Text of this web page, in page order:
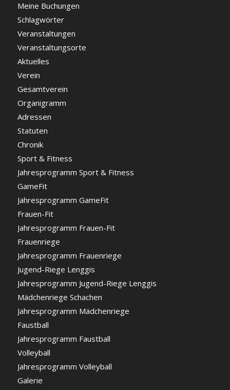
Meine Buchungen
Schlagwörter
Veranstaltungen
Veranstaltungsorte
Aktuelles
Verein
Gesamtverein
Organigramm
Adressen
Statuten
Chronik
Sport & Fitness
Jahresprogramm Sport & Fitness
GameFit
Jahresprogramm GameFit
Frauen-Fit
Jahresprogramm Frauen-Fit
Frauenriege
Jahresprogramm Frauenriege
Jugend-Riege Lenggis
Jahresprogramm Jugend-Riege Lenggis
Mädchenriege Schachen
Jahresprogramm Mädchenriege
Faustball
Jahresprogramm Faustball
Volleyball
Jahresprogramm Volleyball
Galerie